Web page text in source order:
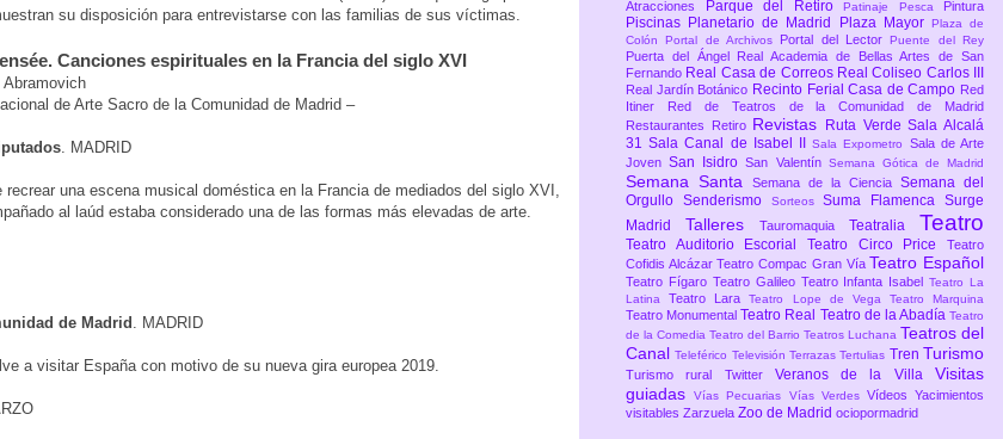
su disposición para entrevistarse con las familias de sus víctimas.
Canciones espirituales en la Francia del siglo XVI
de Arte Sacro de la Comunidad de Madrid –
. MADRID
recrear una escena musical doméstica en la Francia de mediados del siglo XVI,
al laúd estaba considerado una de las formas más elevadas de arte.
de Madrid
. MADRID
a visitar España con motivo de su nueva gira europea 2019.
Atracciones
Parque del Retiro Patinaje Pesca Pintura
Piscinas Planetario de Madrid Plaza Mayor
Plaza de
Colón Portal de Archivos Portal del LectorPuente del Rey
Puerta del Ángel
Real Academia de Bellas Artes de San
Fernando Real Casa de Correos Real Coliseo Carlos III
Real Jardín Botánico Recinto Ferial Casa de Campo Red
Itiner
Red de Teatros de la Comunidad de Madrid
Restaurantes
Retiro Revistas Ruta VerdeSala Alcalá
31Sala Canal de Isabel IISala Expometro Sala de Arte
JovenSan IsidroSan Valentín Semana Gótica de Madrid
Semana Santa Semana de la Ciencia Semana del
Orgullo Senderismo SorteosSuma FlamencaSurge
Madrid Talleres Tauromaquia Teatralia Teatro
Teatro Auditorio Escorial Teatro Circo Price Teatro
Cofidis AlcázarTeatro Compac Gran Vía Teatro Español
Teatro Fígaro Teatro Galileo Teatro Infanta IsabelTeatro La
Latina Teatro LaraTeatro Lope de Vega Teatro Marquina
Teatro Monumental Teatro Real Teatro de la Abadía Teatro
de la Comedia Teatro del Barrio Teatros Luchana Teatros del
CanalTeleférico TelevisiónTerrazasTertulias Tren Turismo
Turismo rural Twitter Veranos de la VillaVisitas
guiadasVías Pecuarias Vías Verdes VídeosYacimientos
visitables Zarzuela Zoo de Madrid ociopormadrid